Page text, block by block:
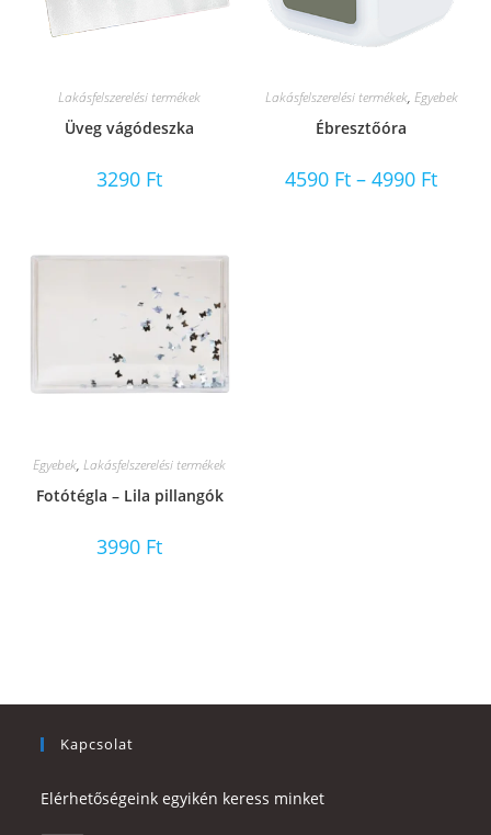
Lakásfelszerelési termékek
Üveg vágódeszka
3290 Ft
Lakásfelszerelési termékek, Egyebek
Ébresztőóra
4590 Ft – 4990 Ft4590 Ft
Egyebek,Lakásfelszerelési termékek
Fotótégla – Lila pillangók
3990 Ft
Kapcsolat
Elérhetőségeink egyikén keress minket